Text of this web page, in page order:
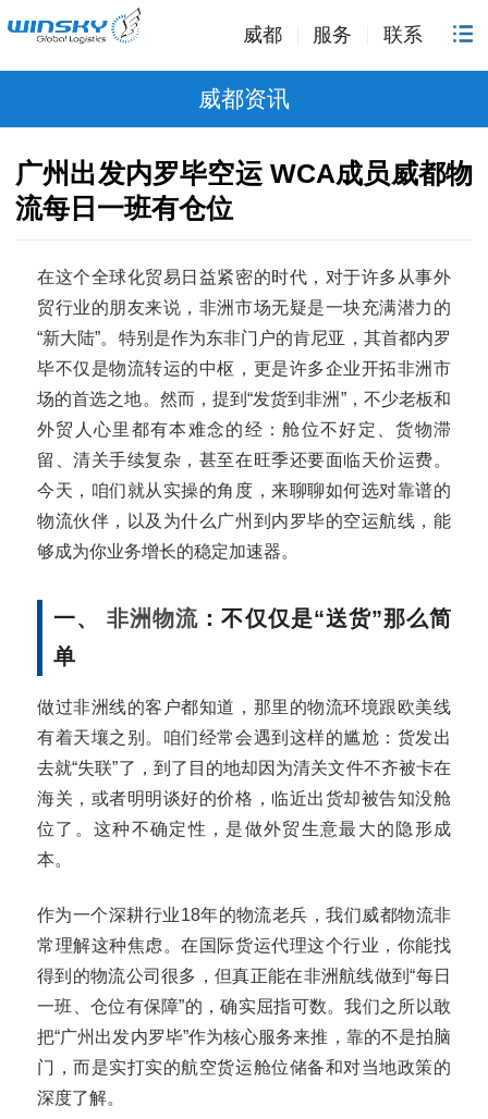
威都 服务 联系
威都资讯
广州出发内罗毕空运 WCA成员威都物
流每日一班有仓位
在这个全球化贸易日益紧密的时代，对于许多从事外
贸行业的朋友来说，非洲市场无疑是一块充满潜力的
“新大陆”。特别是作为东非门户的肯尼亚，其首都内罗
毕不仅是物流转运的中枢，更是许多企业开拓非洲市
场的首选之地。然而，提到“发货到非洲”，不少老板和
外贸人心里都有本难念的经：舱位不好定、货物滞
留、清关手续复杂，甚至在旺季还要面临天价运费。
今天，咱们就从实操的角度，来聊聊如何选对靠谱的
物流伙伴，以及为什么广州到内罗毕的空运航线，能
够成为你业务增长的稳定加速器。
一、非洲物流 ：不仅仅是“送货”那么简
单
做过非洲线的客户都知道，那里的物流环境跟欧美线
有着天壤之别。咱们经常会遇到这样的尴尬：货发出
去就“失联”了，到了目的地却因为清关文件不齐被卡在
海关，或者明明谈好的价格，临近出货却被告知没舱
位了。这种不确定性，是做外贸生意最大的隐形成
本。
作为一个深耕行业18年的物流老兵，我们威都物流非
常理解这种焦虑。在国际货运代理这个行业，你能找
得到的物流公司很多，但真正能在非洲航线做到“每日
一班、仓位有保障”的，确实屈指可数。我们之所以敢
把“广州出发内罗毕”作为核心服务来推，靠的不是拍脑
门，而是实打实的航空货运舱位储备和对当地政策的
深度了解。